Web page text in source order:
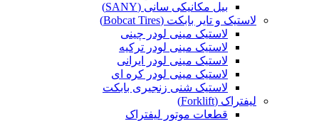
بیل مکانیکی سانی (SANY)
لاستیک و تایر بابکت (Bobcat Tires)
لاستیک مینی لودر چینی
لاستیک مینی لودر ترکیه
لاستیک مینی لودر ایرانی
لاستیک مینی لودر کره ای
لاستیک شنی زنجیری بابکت
لیفتراک (Forklift)
قطعات موتور لیفتراک